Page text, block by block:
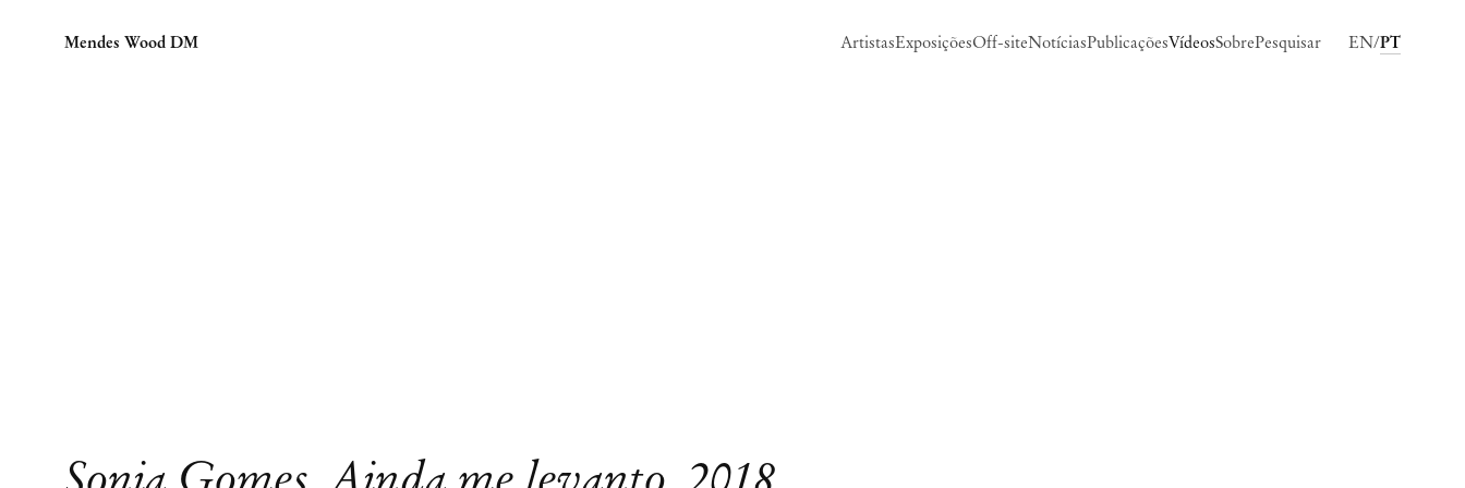
Mendes Wood DM ArtistasExposiçõesOff-siteNotíciasPublicaçõesVídeosSobrePesquisar EN PT